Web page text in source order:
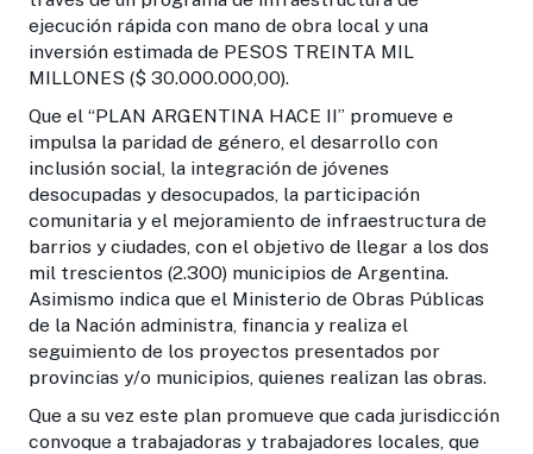
ejecución rápida con mano de obra local y una
inversión estimada de PESOS TREINTA MIL
MILLONES ($ 30.000.000,00).
Que el “PLAN ARGENTINA HACE II” promueve e
impulsa la paridad de género, el desarrollo con
inclusión social, la integración de jóvenes
desocupadas y desocupados, la participación
comunitaria y el mejoramiento de infraestructura de
barrios y ciudades, con el objetivo de llegar a los dos
mil trescientos (2.300) municipios de Argentina.
Asimismo indica que el Ministerio de Obras Públicas
de la Nación administra, financia y realiza el
seguimiento de los proyectos presentados por
provincias y/o municipios, quienes realizan las obras.
Que a su vez este plan promueve que cada jurisdicción
convoque a trabajadoras y trabajadores locales, que